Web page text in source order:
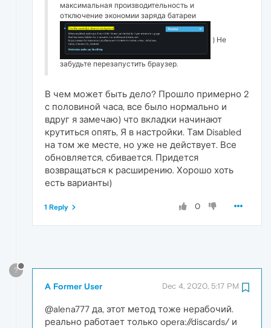
максимальная производительность и
отключение экономии заряда батареи
) Не
забудьте перезапустить браузер.
В чем может быть дело? Прошло примерно 2
с половиной часа, все было нормально и
вдруг я замечаю) что вкладки начинают
крутиться опять, Я в настройки. Там Disabled
на том же месте, но уже не действует. Все
обновляется, сбивается. Придется
возвращаться к расширению. Хорошо хоть
есть варианты)
0
1 Reply
?
A Former User Dec 4, 2020, 5:17 PM
@alena777 да, этот метод тоже нерабочий.
реально работает только opera://discards/ и